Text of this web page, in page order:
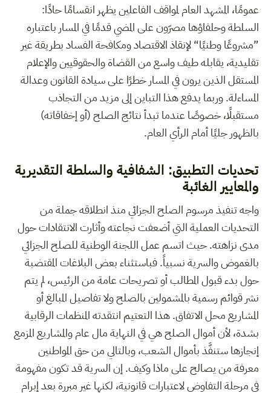
عمومًا، المشهد العام لمواقف الفاعلين يظهر انقسامًا حادًا:
السلطة وحلفاؤها مصرّون على المضي قدمًا في المسار باعتباره
”مشروعًا وطنيًا“ لإنقاذ الاقتصاد ومكافحة الفساد بطريقة غير
تقليدية، يقابله طيف واسع من القضاة والحقوقيين والإعلام
المستقل الذين يرون في المسار خطرًا على سيادة القانون وعدالة
المساءلة. وربما يدفع هذا التباين إلى مزيد من التجاذب
مستقبلًا، خصوصًا عندما تبدأ نتائج الصلح (أو إخفاقاته)
بالظهور جليًا أمام الرأي العام.
تحديات التطبيق: الشفافية والسلطة التقديرية
والمعايير الغائبة
واجه تنفيذ مرسوم الصلح الجزائي منذ انطلاقه جملة من
التحديات العملية التي أضعفت نجاعته وأثارت الانتقادات حول
مدى نزاهته. حيث اتسم عمل اللجنة الوطنية للصلح الجزائي
بالغموض والسرية نسبياً. فباستثناء بعض البلاغات المقتضبة
حول بدء قبول المطالب أو تصريحات عامة من الرئيس، لم يتم
نشر قوائم رسمية بالمشمولين بالصلح ولا تفاصيل المبالغ أو
المشاريع محل الاتفاق. هذا التعتيم انتقدته المنظمات الرقابية
بشدة، لأن أموال الصلح هي في النهاية مال عام والمشاريع المزمع
إنجازها ستنفَّذ بأموال الشعب، وبالتالي من حق المواطنين
معرفة من يصالح على ماذا وكيف. إن السرية قد تكون مفهومة
في مرحلة التفاوض لاعتبارات قانونية، لكنها غير مبررة بعد إبرام